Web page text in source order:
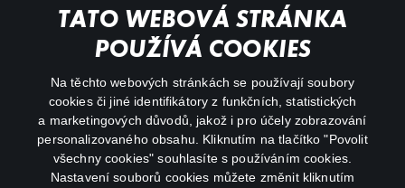
TATO WEBOVÁ STRÁNKA
POUŽÍVÁ COOKIES
Na těchto webových stránkách se používají soubory
cookies či jiné identifikátory z funkčních, statistických
a marketingových důvodů, jakož i pro účely zobrazování
personalizovaného obsahu. Kliknutím na tlačítko "Povolit
všechny cookies" souhlasíte s používáním cookies.
Nastavení souborů cookies můžete změnit kliknutím
My profile
facebookinstagram
youtube